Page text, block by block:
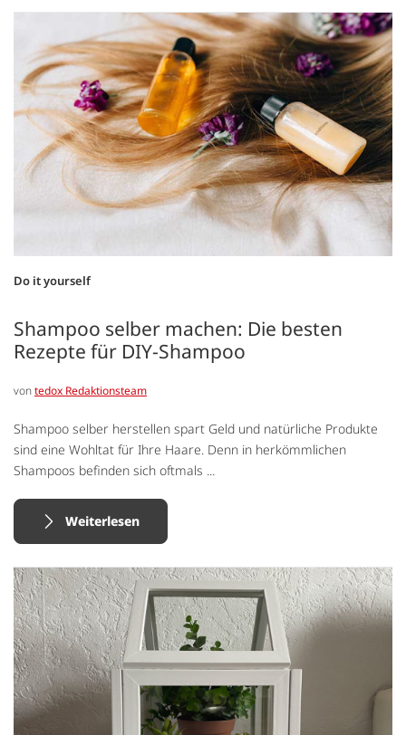
Do it yourself
Shampoo selber machen: Die besten
Rezepte für DIY-Shampoo
vontedox Redaktionsteam
Shampoo selber herstellen spart Geld und natürliche Produkte
sind eine Wohltat für Ihre Haare. Denn in herkömmlichen
Shampoos befinden sich oftmals ...
Weiterlesen